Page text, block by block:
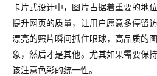
卡片式设计中，图片占据着重要的地
提升网页的质量，让用户愿意多停留
漂亮的照片瞬间抓住眼球，高品质的
象，然后才是其他。尤其如果需要保
该注意色彩的统一性。